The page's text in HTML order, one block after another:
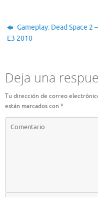
Gameplay: Dead Space 2 –
E3 2010
Deja una
Tu dirección de correo
están marcados con *